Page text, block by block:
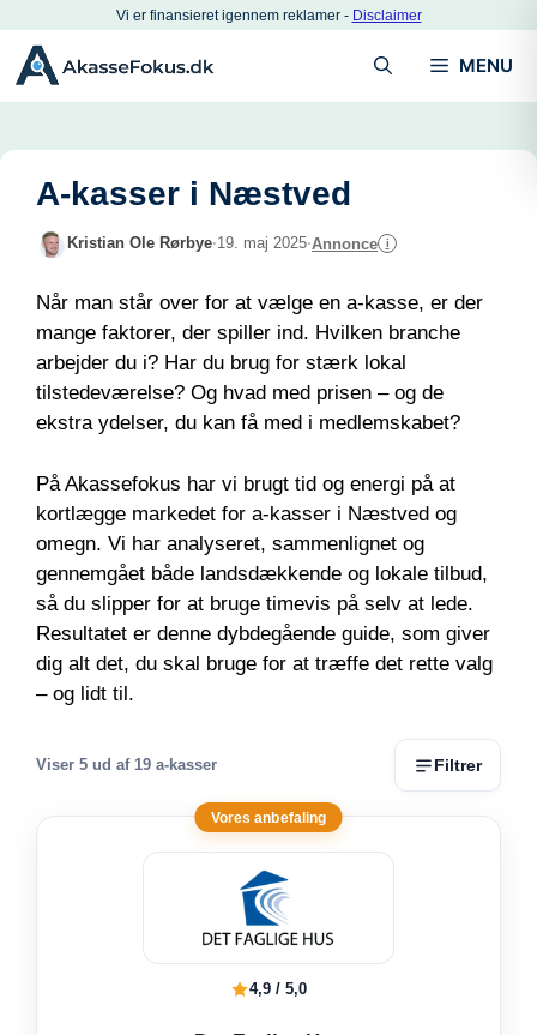
indhold
Vi er finansieret igennem reklamer - Disclaimer
MENU
A-kasser i Næstved
Kristian Ole Rørbye·19. maj 2025·Annonce i
Når man står over for at vælge en a-kasse, er der
mange faktorer, der spiller ind. Hvilken branche
arbejder du i? Har du brug for stærk lokal
tilstedeværelse? Og hvad med prisen – og de
ekstra ydelser, du kan få med i medlemskabet?
På Akassefokus har vi brugt tid og energi på at
kortlægge markedet for a-kasser i Næstved og
omegn. Vi har analyseret, sammenlignet og
gennemgået både landsdækkende og lokale tilbud,
så du slipper for at bruge timevis på selv at lede.
Resultatet er denne dybdegående guide, som giver
dig alt det, du skal bruge for at træffe det rette valg
– og lidt til.
Viser 5 ud af 19 a-kasser Filtrer
Vores anbefaling
4,9 / 5,0